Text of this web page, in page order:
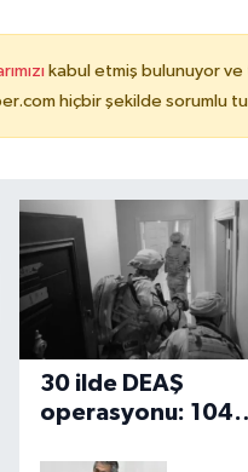
kabul etmiş bulunuyor
hiçbir şekilde sorumlu
30 ilde DEAŞ
operasyonu: 104